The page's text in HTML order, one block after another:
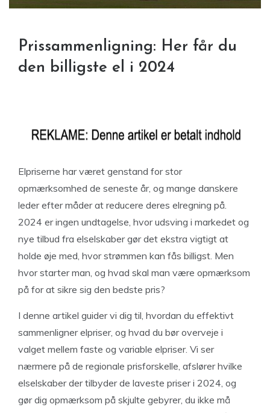
Prissammenligning: Her får du
den billigste el i 2024
Elpriserne har været genstand for stor
opmærksomhed de seneste år, og mange danskere
leder efter måder at reducere deres elregning på.
2024 er ingen undtagelse, hvor udsving i markedet og
nye tilbud fra elselskaber gør det ekstra vigtigt at
holde øje med, hvor strømmen kan fås billigst. Men
hvor starter man, og hvad skal man være opmærksom
på for at sikre sig den bedste pris?
I denne artikel guider vi dig til, hvordan du effektivt
sammenligner elpriser, og hvad du bør overveje i
valget mellem faste og variable elpriser. Vi ser
nærmere på de regionale prisforskelle, afslører hvilke
elselskaber der tilbyder de laveste priser i 2024, og
gør dig opmærksom på skjulte gebyrer, du ikke må